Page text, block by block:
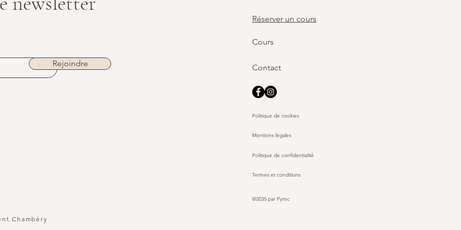
Pilates ou Yoga à Chambéry :
fondements essentiels à maîtriser
Rejoindre
Chambéry
Réserver un cours
Cours
Contact
Politique de cookies
Mentions légales
Politique de confidentialité
Termes et conditions
©2035 par Pymc